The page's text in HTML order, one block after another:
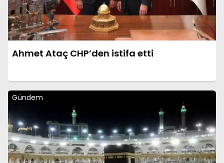
Ahmet Ataç CHP’den istifa etti
Gündem